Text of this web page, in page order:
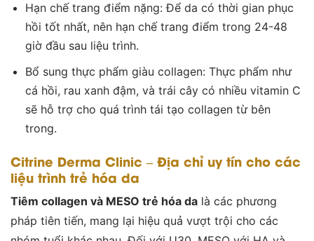
Hạn chế trang điểm nặng: Để da có thời gian phục
hồi tốt nhất, nên hạn chế trang điểm trong 24-48
giờ đầu sau liệu trình.
Bổ sung thực phẩm giàu collagen: Thực phẩm như
cá hồi, rau xanh đậm, và trái cây có nhiều vitamin C
sẽ hỗ trợ cho quá trình tái tạo collagen từ bên
trong.
Citrine Derma Clinic – Địa chỉ uy tín cho các
liệu trình trẻ hóa da
Tiêm collagen và MESO trẻ hóa da là các phương
pháp tiên tiến, mang lại hiệu quả vượt trội cho các